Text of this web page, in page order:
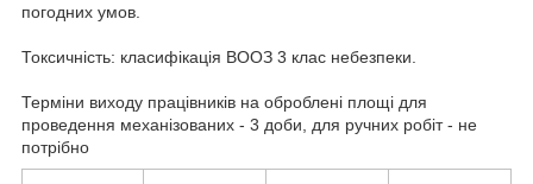
погодних умов.
Токсичність: класифікація ВООЗ 3 клас небезпеки.
Терміни виходу працівників на оброблені площі для
проведення механізованих - 3 доби, для ручних робіт - не
потрібно